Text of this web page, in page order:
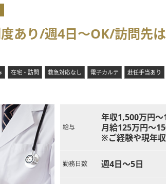
度あり/週4日～OK/訪問
在宅・訪問 救急対応なし 電子カルテ 赴任手当あり
給与
年収1,500万円～
月給125万円～
※ご経験や現年
勤務日数 週4日～5日